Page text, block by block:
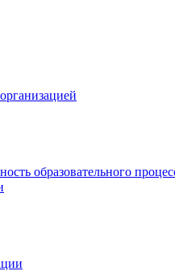
образовательного